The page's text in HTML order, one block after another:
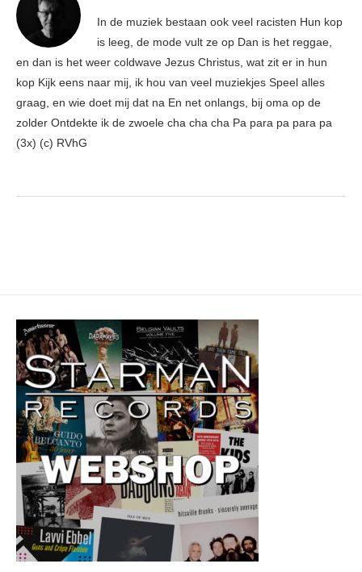
In de muziek bestaan ook veel racisten Hun kop
is leeg, de mode vult ze op Dan is het reggae,
en dan is het weer coldwave Jezus Christus, wat zit er in hun
kop Kijk eens naar mij, ik hou van veel muziekjes Speel alles
graag, en wie doet mij dat na En net onlangs, bij oma op de
zolder Ontdekte ik de zwoele cha cha cha Pa para pa para pa
(3x) (c) RVhG